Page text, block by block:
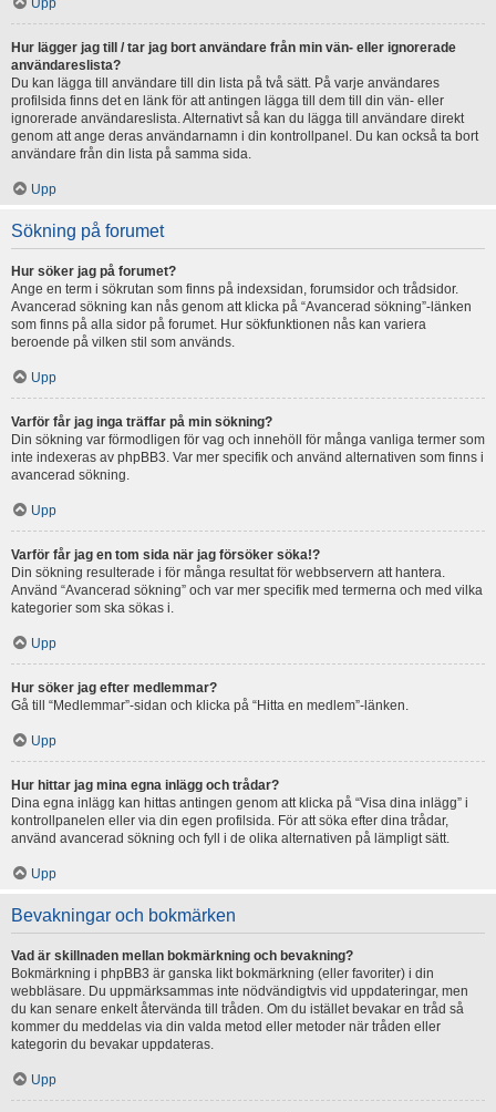
Upp
Hur lägger jag till / tar jag bort användare från min vän- eller ignorerade
användareslista?
Du kan lägga till användare till din lista på två sätt. På varje användares
profilsida finns det en länk för att antingen lägga till dem till din vän- eller
ignorerade användareslista. Alternativt så kan du lägga till användare direkt
genom att ange deras användarnamn i din kontrollpanel. Du kan också ta bort
användare från din lista på samma sida.
Upp
Sökning på forumet
Hur söker jag på forumet?
Ange en term i sökrutan som finns på indexsidan, forumsidor och trådsidor.
Avancerad sökning kan nås genom att klicka på “Avancerad sökning”-länken
som finns på alla sidor på forumet. Hur sökfunktionen nås kan variera
beroende på vilken stil som används.
Upp
Varför får jag inga träffar på min sökning?
Din sökning var förmodligen för vag och innehöll för många vanliga termer som
inte indexeras av phpBB3. Var mer specifik och använd alternativen som finns i
avancerad sökning.
Upp
Varför får jag en tom sida när jag försöker söka!?
Din sökning resulterade i för många resultat för webbservern att hantera.
Använd “Avancerad sökning” och var mer specifik med termerna och med vilka
kategorier som ska sökas i.
Upp
Hur söker jag efter medlemmar?
Gå till “Medlemmar”-sidan och klicka på “Hitta en medlem”-länken.
Upp
Hur hittar jag mina egna inlägg och trådar?
Dina egna inlägg kan hittas antingen genom att klicka på “Visa dina inlägg” i
kontrollpanelen eller via din egen profilsida. För att söka efter dina trådar,
använd avancerad sökning och fyll i de olika alternativen på lämpligt sätt.
Upp
Bevakningar och bokmärken
Vad är skillnaden mellan bokmärkning och bevakning?
Bokmärkning i phpBB3 är ganska likt bokmärkning (eller favoriter) i din
webbläsare. Du uppmärksammas inte nödvändigtvis vid uppdateringar, men
du kan senare enkelt återvända till tråden. Om du istället bevakar en tråd så
kommer du meddelas via din valda metod eller metoder när tråden eller
kategorin du bevakar uppdateras.
Upp